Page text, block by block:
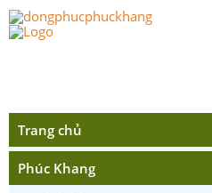
Trang chủ
Phúc Khang